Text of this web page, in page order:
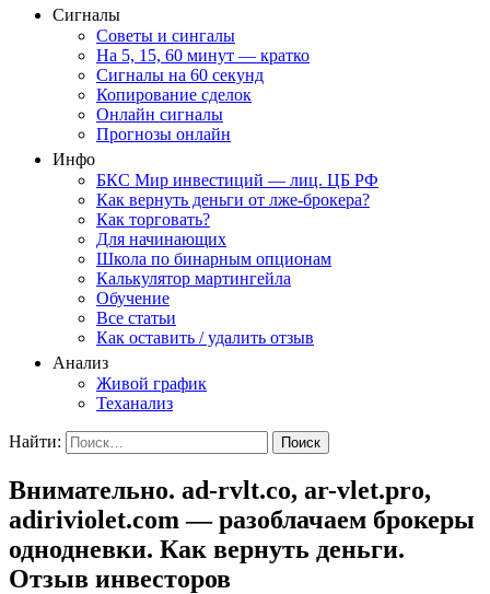
Сигналы
Советы и сингалы
На 5, 15, 60 минут — кратко
Сигналы на 60 секунд
Копирование сделок
Онлайн сигналы
Прогнозы онлайн
Инфо
БКС Мир инвестиций — лиц. ЦБ РФ
Как вернуть деньги от лже-брокера?
Как торговать?
Для начинающих
Школа по бинарным опционам
Калькулятор мартингейла
Обучение
Все статьи
Как оставить / удалить отзыв
Анализ
Живой график
Теханализ
Найти:
Внимательно. ad-rvlt.co, ar-vlet.pro,
adiriviolet.com — разоблачаем брокеры
однодневки. Как вернуть деньги.
Отзыв инвесторов